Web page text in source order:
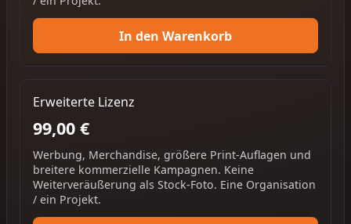
In den Warenkorb
Erweiterte Lizenz
99,00 €
Werbung, Merchandise, größere Print-Auflagen und
breitere kommerzielle Kampagnen. Keine
Weiterveräußerung als Stock-Foto. Eine Organisation
/ ein Projekt.